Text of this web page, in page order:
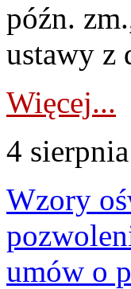
późn.
ustawy z
Więcej...
4
Wzory
umów o